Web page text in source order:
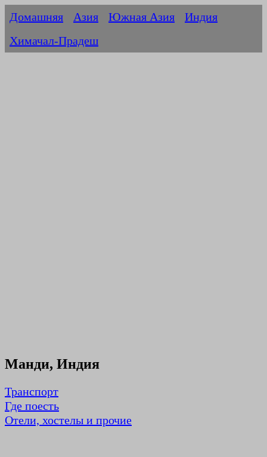
Домашняя Азия Южная Азия
Индия
Химачал-Прадеш
Манди, Индия
Транспорт
Где поесть
Отели, хостелы и прочие